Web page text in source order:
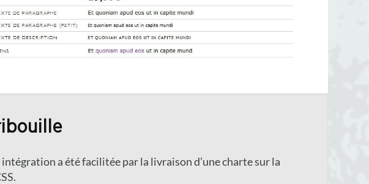
a été facilitée par la livraison d’une charte sur la